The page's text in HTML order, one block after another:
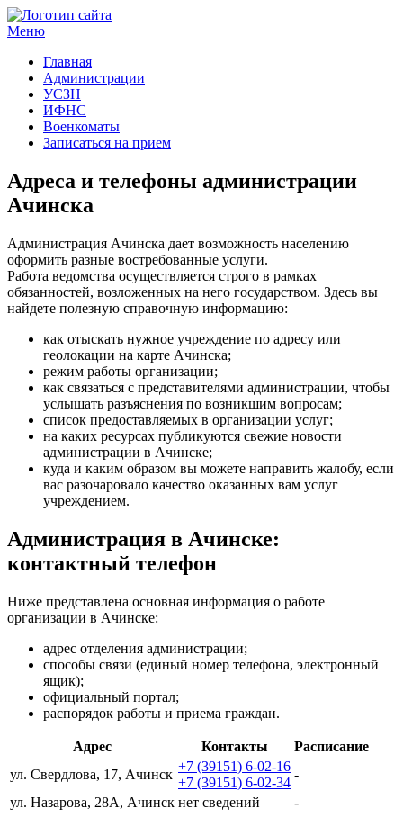
Меню
Главная
Администрации
УСЗН
ИФНС
Военкоматы
Записаться на прием
Адреса и телефоны администрации
Ачинска
Администрация Ачинска дает возможность населению
оформить разные востребованные услуги.
Работа ведомства осуществляется строго в рамках
обязанностей, возложенных на него государством. Здесь вы
найдете полезную справочную информацию:
как отыскать нужное учреждение по адресу или
геолокации на карте Ачинска;
режим работы организации;
как связаться с представителями администрации, чтобы
услышать разъяснения по возникшим вопросам;
список предоставляемых в организации услуг;
на каких ресурсах публикуются свежие новости
администрации в Ачинске;
куда и каким образом вы можете направить жалобу, если
вас разочаровало качество оказанных вам услуг
учреждением.
Администрация в Ачинске:
контактный телефон
Ниже представлена основная информация о работе
организации в Ачинске:
адрес отделения администрации;
способы связи (единый номер телефона, электронный
ящик);
официальный портал;
распорядок работы и приема граждан.
Адрес Контакты
Расписание
ул. Свердлова, 17, Ачинск
+7 (39151) 6-02-16
+7 (39151) 6-02-34
-
ул. Назарова, 28А, Ачинск нет сведений -